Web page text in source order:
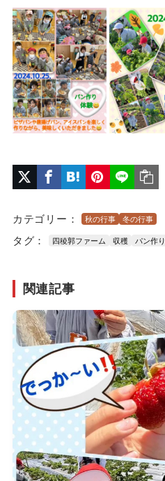
カテゴリー： 秋の行事 冬の行事
タグ： 四稜郭ファーム 収穫 パン作り
関連記事